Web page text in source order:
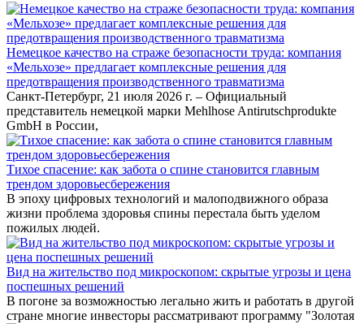
Немецкое качество на страже безопасности труда: компания
«Мельхозе» предлагает комплексные решения для
предотвращения производственного травматизма
Санкт-Петербург, 21 июля 2026 г. – Официальный
представитель немецкой марки Mehlhose Antirutschprodukte
GmbH в России,
Тихое спасение: как забота о спине становится главным
трендом здоровьесбережения
В эпоху цифровых технологий и малоподвижного образа
жизни проблема здоровья спины перестала быть уделом
пожилых людей.
Вид на жительство под микроскопом: скрытые угрозы и цена
поспешных решений
В погоне за возможностью легально жить и работать в другой
стране многие инвесторы рассматривают программу "Золотая